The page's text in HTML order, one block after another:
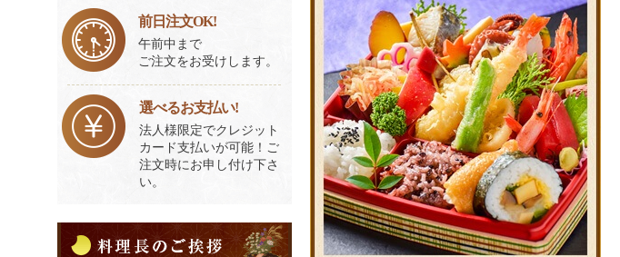
前日注文OK!
午前中まで
ご注文をお受けします。
選べるお支払い!
法人様限定でクレジット
カード支払いが可能！ご
注文時にお申し付け下さ
い。
理